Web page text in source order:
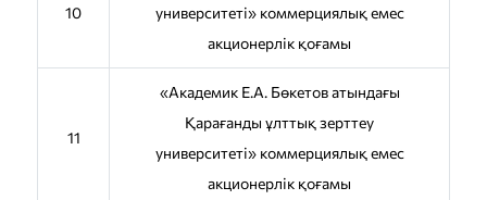
10
университеті» коммерциялық емес
акционерлік қоғамы
11
«Академик Е.А. Бөкетов атындағы
Қарағанды ұлттық зерттеу
университеті» коммерциялық емес
акционерлік қоғамы